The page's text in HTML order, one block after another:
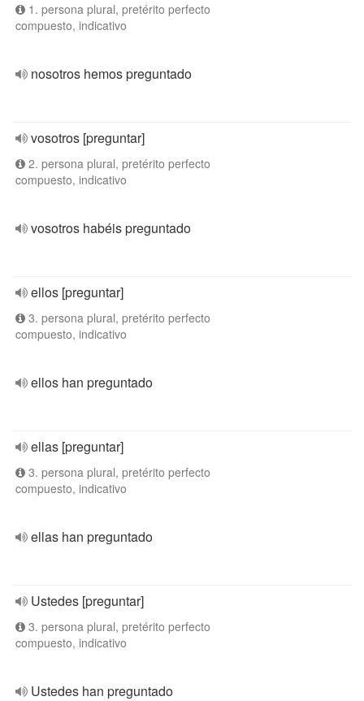
1. persona plural, pretérito perfecto
compuesto, indicativo
nosotros hemos preguntado
vosotros [preguntar]
2. persona plural, pretérito perfecto
compuesto, indicativo
vosotros habéis preguntado
ellos [preguntar]
3. persona plural, pretérito perfecto
compuesto, indicativo
ellos han preguntado
ellas [preguntar]
3. persona plural, pretérito perfecto
compuesto, indicativo
ellas han preguntado
Ustedes [preguntar]
3. persona plural, pretérito perfecto
compuesto, indicativo
Ustedes han preguntado